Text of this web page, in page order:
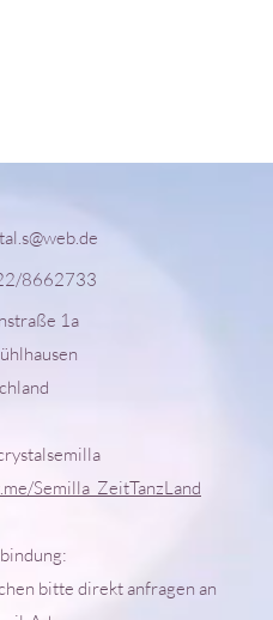
8662733
1a
Semilla_ZeitTanzLand
bitte direkt anfragen an